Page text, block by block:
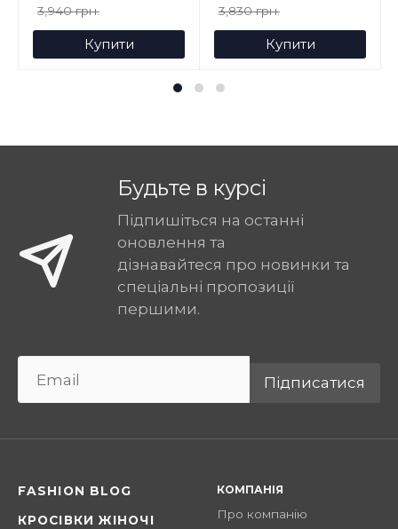
3,940 грн.
Купити
3,830 грн.
Купити
Будьте в курсі
Підпишіться на останні
оновлення та
дізнавайтеся про новинки та
спеціальні пропозиції
першими.
Підписатися
FASHION BLOG
КРОСІВКИ ЖІНОЧІ
КОМПАНІЯ
Про компанію